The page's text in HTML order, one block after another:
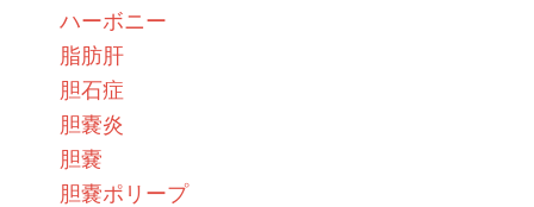
ハーボニー
脂肪肝
胆石症
胆嚢炎
胆嚢
胆嚢ポリープ